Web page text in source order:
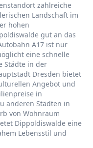
zahlreiche
Landschaft im
hohen
gut an das
A17 ist nur
eine schnelle
Städte in der
Dresden bietet
Angebot und
in
anderen Städten in
von Wohnraum
Dippoldiswalde eine
Lebensstil und